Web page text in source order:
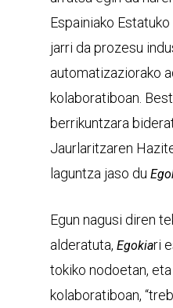
Espainiako
jarri da prozesu
automatizaziorako
kolaboratiboan.
berrikuntzara
Jaurlaritzaren
laguntza jaso du
Egun nagusi diren
alderatuta, Egokiari
tokiko nodoetan,
kolaboratiboan,